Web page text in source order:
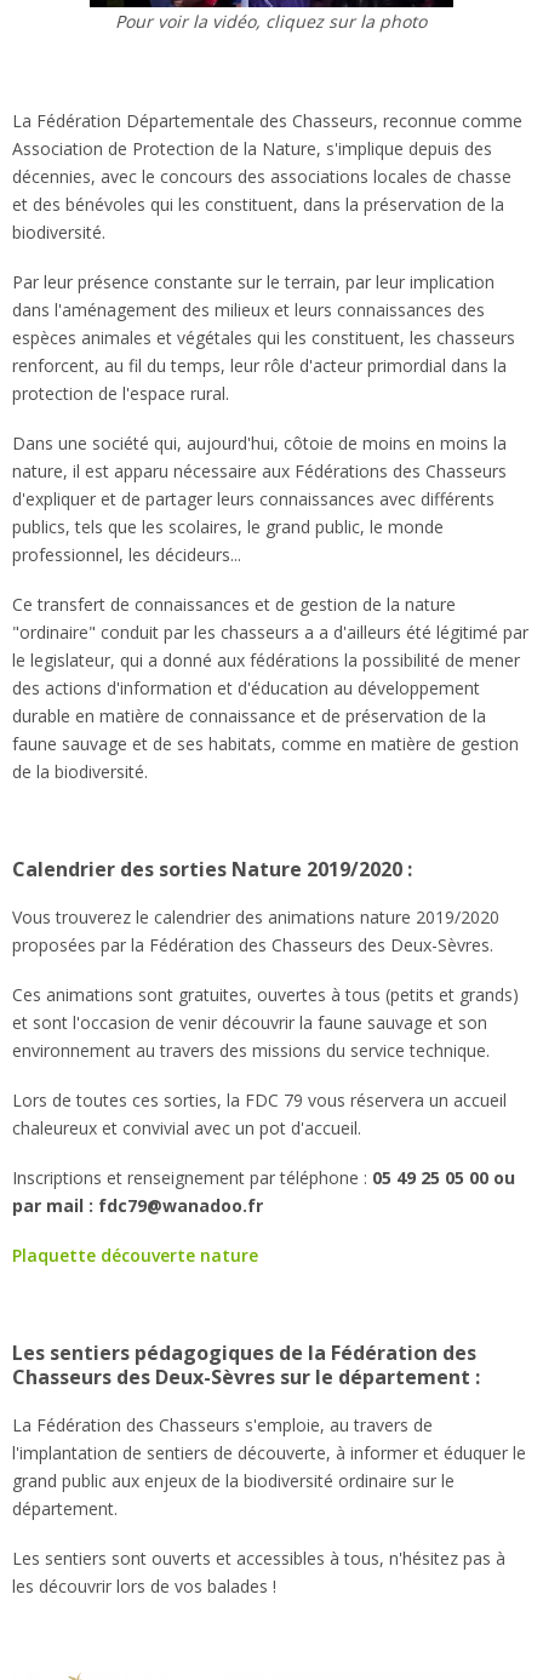
Pour voir la vidéo, cliquez sur la photo
La Fédération Départementale des Chasseurs, reconnue comme
Association de Protection de la Nature, s'implique depuis des
décennies, avec le concours des associations locales de chasse
et des bénévoles qui les constituent, dans la préservation de la
biodiversité.
Par leur présence constante sur le terrain, par leur implication
dans l'aménagement des milieux et leurs connaissances des
espèces animales et végétales qui les constituent, les chasseurs
renforcent, au fil du temps, leur rôle d'acteur primordial dans la
protection de l'espace rural.
Dans une société qui, aujourd'hui, côtoie de moins en moins la
nature, il est apparu nécessaire aux Fédérations des Chasseurs
d'expliquer et de partager leurs connaissances avec différents
publics, tels que les scolaires, le grand public, le monde
professionnel, les décideurs...
Ce transfert de connaissances et de gestion de la nature
"ordinaire" conduit par les chasseurs a a d'ailleurs été légitimé par
le legislateur, qui a donné aux fédérations la possibilité de mener
des actions d'information et d'éducation au développement
durable en matière de connaissance et de préservation de la
faune sauvage et de ses habitats, comme en matière de gestion
de la biodiversité.
Calendrier des sorties Nature 2019/2020 :
Vous trouverez le calendrier des animations nature 2019/2020
proposées par la Fédération des Chasseurs des Deux-Sèvres.
Ces animations sont gratuites, ouvertes à tous (petits et grands)
et sont l'occasion de venir découvrir la faune sauvage et son
environnement au travers des missions du service technique.
Lors de toutes ces sorties, la FDC 79 vous réservera un accueil
chaleureux et convivial avec un pot d'accueil.
Inscriptions et renseignement par téléphone : 05 49 25 05 00 ou
par mail : fdc79@wanadoo.fr
Plaquette découverte nature
Les sentiers pédagogiques de la Fédération des
Chasseurs des Deux-Sèvres sur le département :
La Fédération des Chasseurs s'emploie, au travers de
l'implantation de sentiers de découverte, à informer et éduquer le
grand public aux enjeux de la biodiversité ordinaire sur le
département.
Les sentiers sont ouverts et accessibles à tous, n'hésitez pas à
les découvrir lors de vos balades !